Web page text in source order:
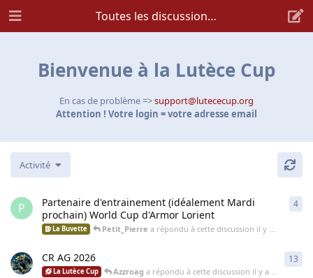
Bienvenue à la Lutèce Cup
En cas de problème =>support@lutececup.org
Attention ! Votre login = votre adresse email
Toutes les discussions
Activité
P
Partenaire d'entrainement (idéalement Mardi
prochain) World Cup d'Armor Lorient
La Buvette Petit_Pierre a répondu à cette discussion il y a 20 jours
4
CR AG 2026
La Lutèce Cup Azzroag a répondu à cette discussion il y a 20 jours
13